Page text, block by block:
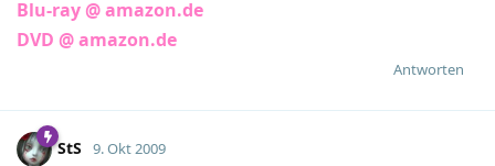
Blu-ray @ amazon.de
DVD @ amazon.de
Antworten
StS 9. Okt 2009